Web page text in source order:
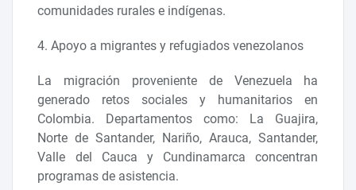
comunidades rurales e indígenas.
4. Apoyo a migrantes y refugiados venezolanos
La migración proveniente de Venezuela ha
generado retos sociales y humanitarios en
Colombia. Departamentos como: La Guajira,
Norte de Santander, Nariño, Arauca, Santander,
Valle del Cauca y Cundinamarca concentran
programas de asistencia.